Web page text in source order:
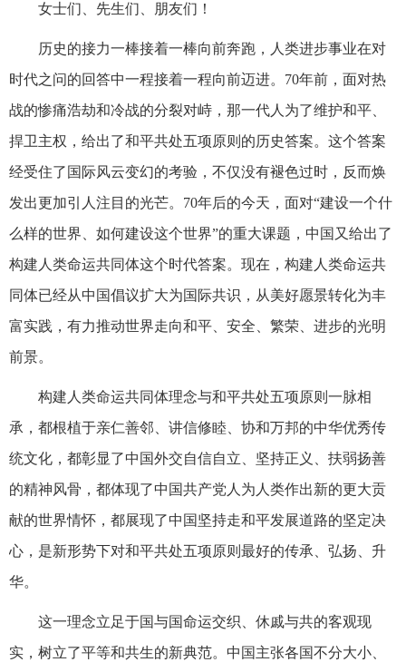
女士们、先生们、朋友们！
历史的接力一棒接着一棒向前奔跑，人类进步事业在对
时代之问的回答中一程接着一程向前迈进。70年前，面对热
战的惨痛浩劫和冷战的分裂对峙，那一代人为了维护和平、
捍卫主权，给出了和平共处五项原则的历史答案。这个答案
经受住了国际风云变幻的考验，不仅没有褪色过时，反而焕
发出更加引人注目的光芒。70年后的今天，面对“建设一个什
么样的世界、如何建设这个世界”的重大课题，中国又给出了
构建人类命运共同体这个时代答案。现在，构建人类命运共
同体已经从中国倡议扩大为国际共识，从美好愿景转化为丰
富实践，有力推动世界走向和平、安全、繁荣、进步的光明
前景。
构建人类命运共同体理念与和平共处五项原则一脉相
承，都根植于亲仁善邻、讲信修睦、协和万邦的中华优秀传
统文化，都彰显了中国外交自信自立、坚持正义、扶弱扬善
的精神风骨，都体现了中国共产党人为人类作出新的更大贡
献的世界情怀，都展现了中国坚持走和平发展道路的坚定决
心，是新形势下对和平共处五项原则最好的传承、弘扬、升
华。
这一理念立足于国与国命运交织、休戚与共的客观现
实，树立了平等和共生的新典范。中国主张各国不分大小、